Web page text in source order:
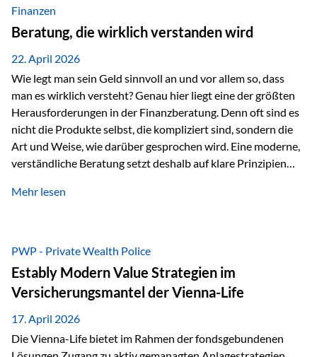
verfügbaren Kennzahlen (Stand Ende 2024, veröffentlicht
2025/2026)…
Finanzen
Beratung, die wirklich verstanden wird
22. April 2026
Wie legt man sein Geld sinnvoll an und vor allem so, dass
man es wirklich versteht? Genau hier liegt eine der größten
Herausforderungen in der Finanzberatung. Denn oft sind es
nicht die Produkte selbst, die kompliziert sind, sondern die
Art und Weise, wie darüber gesprochen wird. Eine moderne,
verständliche Beratung setzt deshalb auf klare Prinzipien
fünf zentrale Faktoren: eine saubere Struktur, breite
diesem Thema liefern unter anderem die praxisnahen
Ansätze von Finanzexperte Klaus Rost, der seit vielen Jahren
für eine verständliche und…
Mehr lesen
PWP - Private Wealth Police
Estably Modern Value Strategien im
Versicherungsmantel der Vienna-Life
17. April 2026
Die Vienna-Life bietet im Rahmen der fondsgebundenen